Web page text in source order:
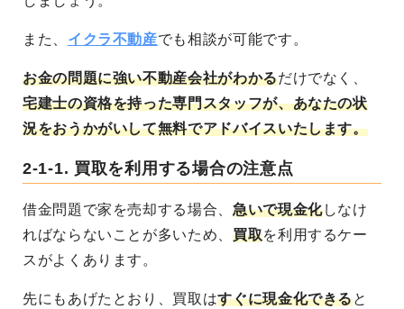
また、 イクラ不動産でも相談が可能です。
お金の問題に強い不動産会社がわかるだけでなく、
宅建士の資格を持った専門スタッフが、あなたの状
況をおうかがいして無料でアドバイスいたします。
2-1-1. 買取を利用する場合の注意点
借金問題で家を売却する場合、 急いで現金化しなけ
ればならないことが多いため、 買取を利用するケー
スがよくあります。
先にもあげたとおり、買取はすぐに現金化できると